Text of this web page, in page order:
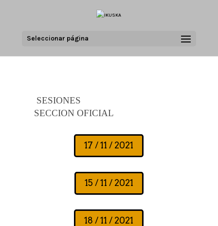
Seleccionar página
SESIONES
SECCION OFICIAL
17 / 11 / 2021
15 / 11 / 2021
18 / 11 / 2021